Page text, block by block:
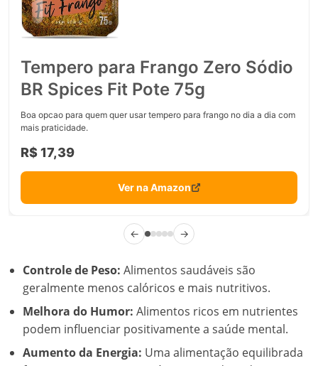
Tempero para Frango Zero Sódio
BR Spices Fit Pote 75g
Boa opcao para quem quer usar tempero para frango no dia a dia com
mais praticidade.
R$ 17,39
Ver na Amazon
← →
Controle de Peso: Alimentos saudáveis são
geralmente menos calóricos e mais nutritivos.
Melhora do Humor: Alimentos ricos em nutrientes
podem influenciar positivamente a saúde mental.
Aumento da Energia: Uma alimentação equilibrada